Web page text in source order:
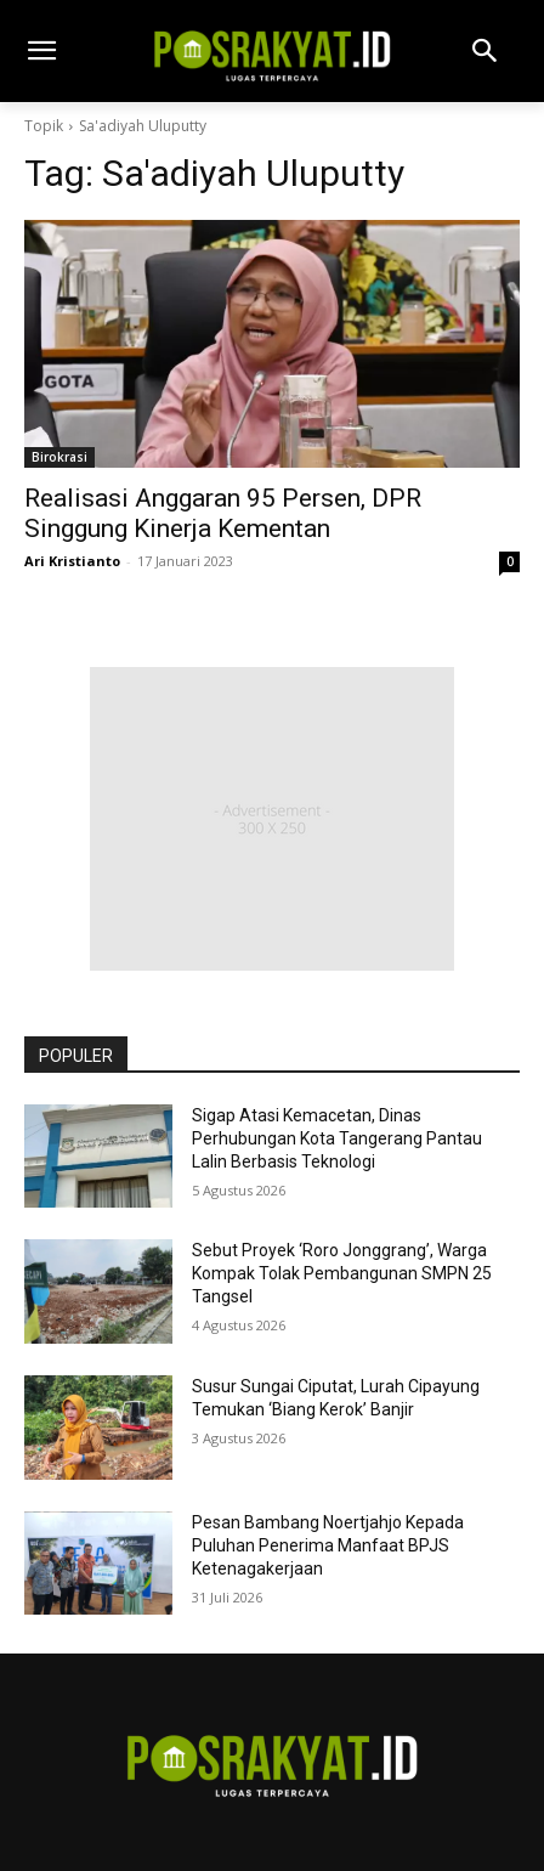
Topik Sa'adiyah Uluputty
Tag: Sa'adiyah Uluputty
Birokrasi
Realisasi Anggaran 95 Persen, DPR
Singgung Kinerja Kementan
Ari Kristianto - 17 Januari 2023 0
POPULER
Sigap Atasi Kemacetan, Dinas
Perhubungan Kota Tangerang Pantau
Lalin Berbasis Teknologi
5 Agustus 2026
Sebut Proyek ‘Roro Jonggrang’, Warga
Kompak Tolak Pembangunan SMPN 25
Tangsel
4 Agustus 2026
Susur Sungai Ciputat, Lurah Cipayung
Temukan ‘Biang Kerok’ Banjir
3 Agustus 2026
Pesan Bambang Noertjahjo Kepada
Puluhan Penerima Manfaat BPJS
Ketenagakerjaan
31 Juli 2026